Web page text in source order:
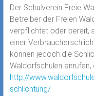
Der Schulverein Freie
Betreiber der Freien
verpflichtet oder bereit,
einer
können jedoch die
Waldorfschulen anrufen,
http://
schlichtung/